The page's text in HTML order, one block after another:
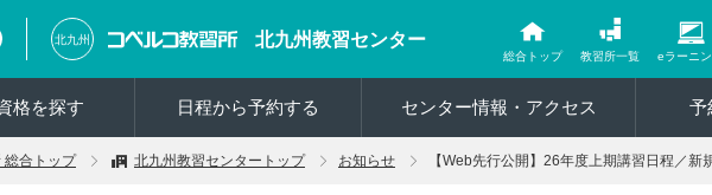
北九州 北九州教習センター
総合トップ 教習所一覧 eラーニ
格を探す 日程から予約する センター情報・アクセス 予
総合トップ 北九州教習センタートップ お知らせ 【Web先行公開】26年度上期講習日程／新